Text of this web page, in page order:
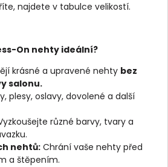
najdete v tabulce velikostí.
On nehty ideální?
krásné a upravené nehty bez
salonu.
plesy, oslavy, dovolené a další
různé barvy, tvary a
nehtů:Chrání vaše nehty před
a štěpením.